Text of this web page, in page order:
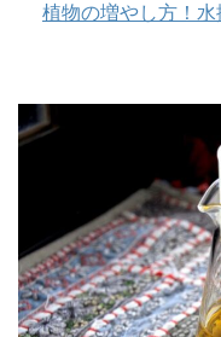
植物の増やし方！